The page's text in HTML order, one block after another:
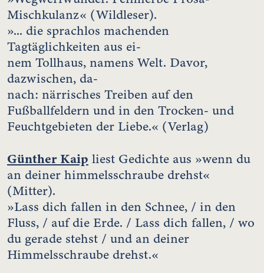
Mischkulanz« (Wildleser).
»... die sprachlos machenden
Tagtäglichkeiten aus ei-
nem Tollhaus, namens Welt. Davor,
dazwischen, da-
nach: närrisches Treiben auf den
Fußballfeldern und in den Trocken- und
Feuchtgebieten der Liebe.« (Verlag)
Günther Kaip liest Gedichte aus »wenn du
an deiner himmelsschraube drehst«
(Mitter).
»Lass dich fallen in den Schnee, / in den
Fluss, / auf die Erde. / Lass dich fallen, / wo
du gerade stehst / und an deiner
Himmelsschraube drehst.«